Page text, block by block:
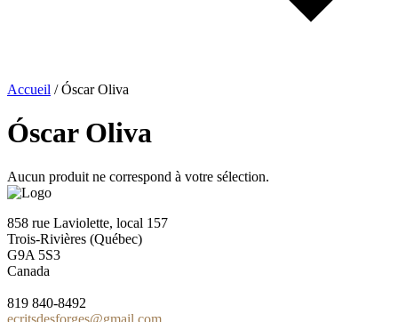
Accueil / Óscar Oliva
Óscar Oliva
Aucun produit ne correspond à votre sélection.
858 rue Laviolette, local 157
Trois-Rivières (Québec)
G9A 5S3
Canada
819 840-8492
ecritsdesforges@gmail.com